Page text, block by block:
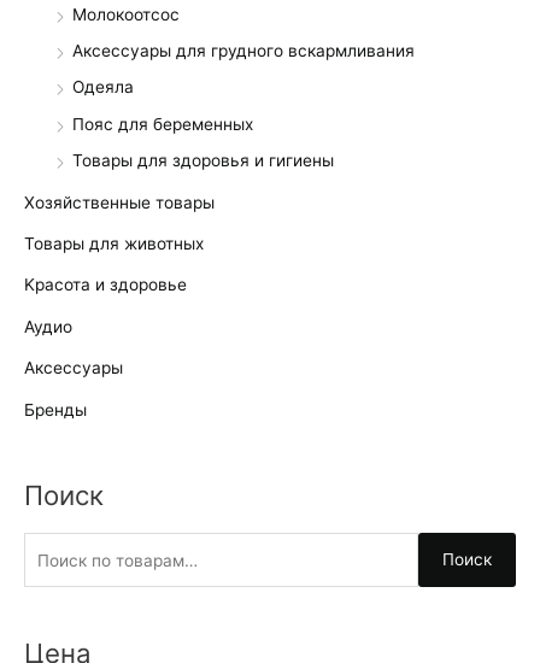
Молокоотсос
Аксессуары для грудного вскармливания
Одеяла
Пояс для беременных
Товары для здоровья и гигиены
Хозяйственные товары
Товары для животных
Kрасота и здоровье
Аудио
Аксессуары
Бренды
Поиск
а
Поиск
Цена